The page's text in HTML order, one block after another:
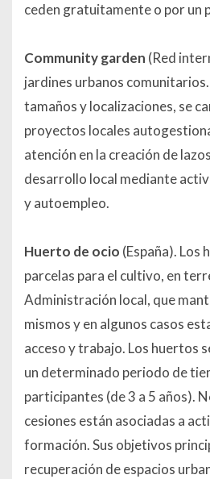
ceden gratuitamente o por un
Community garden (Red
jardines urbanos
tamaños y localizaciones, se
proyectos locales
atención en la creación de
desarrollo local mediante
y autoempleo.
Huerto de ocio (España). Los
parcelas para el cultivo, en
Administración local, que
mismos y en algunos casos
acceso y trabajo. Los huertos
un determinado periodo de
participantes (de 3 a 5 años).
cesiones están asociadas a
formación. Sus objetivos
recuperación de espacios